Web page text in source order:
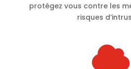
protégez vous contre les
risques
